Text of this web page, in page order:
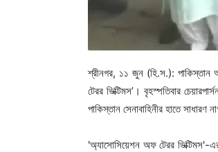
শ্রীনগর, ১১ জুন (হি.স.): পাকিস্তান
টেরর ভিক্টিমস’। বৃহস্পতিবার
পাকিস্তান সেনাবাহিনীর হাতে সাধারণ
'অ্যাসোসিয়েশন অফ টেরর ভিক্টিমস'-